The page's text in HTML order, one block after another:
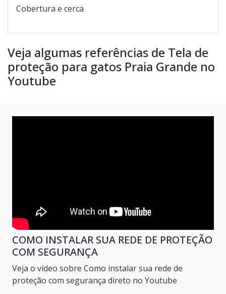
Cobertura e cerca
Veja algumas referências de Tela de
proteção para gatos Praia Grande no
Youtube
COMO INSTALAR SUA REDE DE PROTEÇÃO
COM SEGURANÇA
Veja o vídeo sobre Como instalar sua rede de
proteção com segurança direto no Youtube